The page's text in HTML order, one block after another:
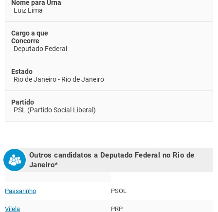
Nome para Urna
Luiz Lima
Cargo a que
Concorre
Deputado Federal
Estado
Rio de Janeiro - Rio de Janeiro
Partido
PSL (Partido Social Liberal)
Outros candidatos a Deputado Federal no Rio de
Janeiro*
Passarinho PSOL
Vilela PRP